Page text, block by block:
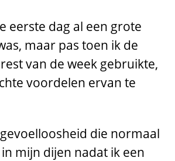
eerste dag al een grote
maar pas toen ik de
van de week gebruikte,
voordelen ervan te
die normaal
mijn dijen nadat ik een